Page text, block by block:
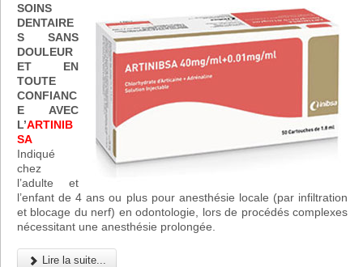
SOINS
DENTAIRE
S SANS
DOULEUR
ET EN
TOUTE
CONFIANC
E AVEC
L’ARTINIB
SA
Indiqué
chez
l’adulte et
l’enfant de 4 ans ou plus pour anesthésie locale (par infiltration
et blocage du nerf) en odontologie, lors de procédés complexes
nécessitant une anesthésie prolongée.
Lire la suite...